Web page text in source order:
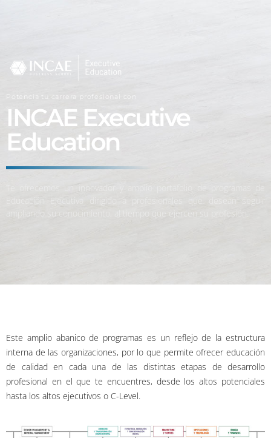
Potencia tu carrera profesional con
INCAE Executive
Education
Te ofrecemos un innovador y amplio portafolio de programas de
ampliando su conocimiento, al tiempo que ejercen su profesión.
Este amplio abanico de programas es un reflejo de la estructura
interna de las organizaciones, por lo que permite ofrecer educación
de calidad en cada una de las distintas etapas de desarrollo
profesional en el que te encuentres, desde los altos potenciales
hasta los altos ejecutivos o C-Level.